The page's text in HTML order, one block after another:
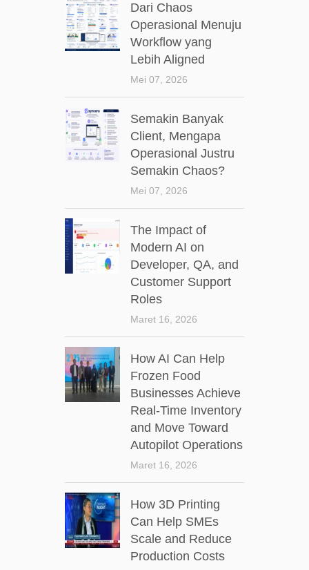
Dari Chaos
Operasional Menuju
Workflow yang
Lebih Aligned
Mei 07, 2026
Semakin Banyak
Client, Mengapa
Operasional Justru
Semakin Chaos?
Mei 07, 2026
The Impact of
Modern AI on
Developer, QA, and
Customer Support
Roles
Maret 16, 2026
How AI Can Help
Frozen Food
Businesses Achieve
Real-Time Inventory
and Move Toward
Autopilot Operations
Maret 16, 2026
How 3D Printing
Can Help SMEs
Scale and Reduce
Production Costs